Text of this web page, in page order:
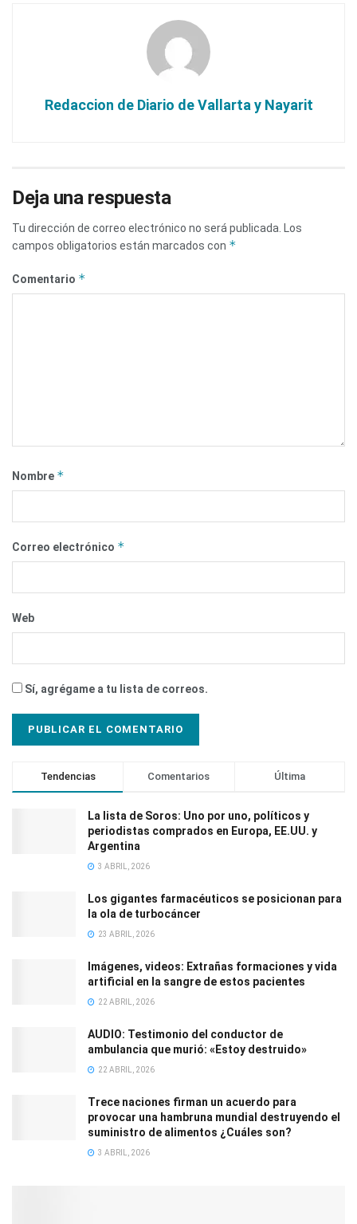
Redaccion de Diario de Vallarta y Nayarit
Deja una respuesta
Tu dirección de correo electrónico no será publicada.
Los
campos obligatorios están marcados con *
Comentario *
Nombre *
Correo electrónico *
Web
Sí, agrégame a tu lista de correos.
Tendencias Comentarios Última
La lista de Soros: Uno por uno, políticos y
periodistas comprados en Europa, EE.UU. y
Argentina
3 ABRIL, 2026
Los gigantes farmacéuticos se posicionan para
la ola de turbocáncer
23 ABRIL, 2026
Imágenes, videos: Extrañas formaciones y vida
artificial en la sangre de estos pacientes
22 ABRIL, 2026
AUDIO: Testimonio del conductor de
ambulancia que murió: «Estoy destruido»
22 ABRIL, 2026
Trece naciones firman un acuerdo para
provocar una hambruna mundial destruyendo el
suministro de alimentos ¿Cuáles son?
3 ABRIL, 2026